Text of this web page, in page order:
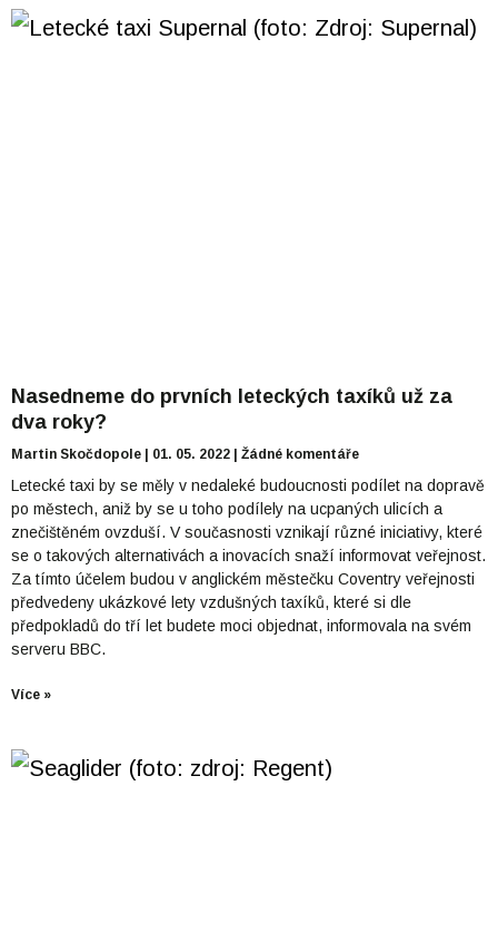
Nasedneme do prvních leteckých taxíků už za
dva roky?
Martin Skočdopole 01. 05. 2022 Žádné komentáře
Letecké taxi by se měly v nedaleké budoucnosti podílet na dopravě
po městech, aniž by se u toho podílely na ucpaných ulicích a
znečištěném ovzduší. V současnosti vznikají různé iniciativy, které
se o takových alternativách a inovacích snaží informovat veřejnost.
Za tímto účelem budou v anglickém městečku Coventry veřejnosti
předvedeny ukázkové lety vzdušných taxíků, které si dle
předpokladů do tří let budete moci objednat, informovala na svém
serveru BBC.
Více »